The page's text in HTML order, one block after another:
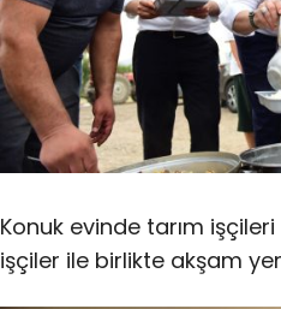
Konuk evinde tarım
işçiler ile birlikte akşam